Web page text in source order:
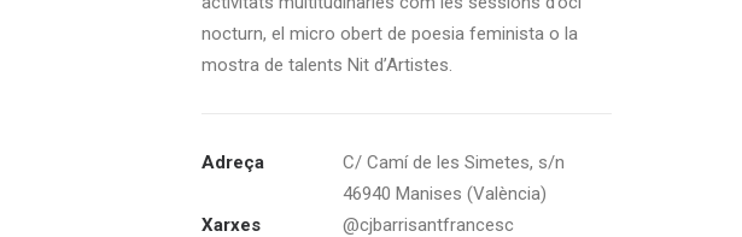
nocturn, el micro obert de poesia feminista o la
mostra de talents Nit d’Artistes.
Adreça
C/ Camí de les Simetes, s/n
46940 Manises (València)
Xarxes
@cjbarrisantfrancesc